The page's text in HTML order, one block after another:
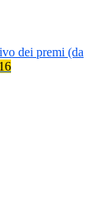
dei premi (da
16